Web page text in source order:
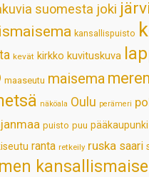
suomesta joki järvi
kansallispuisto
kevät kirkko kuvituskuva
maaseutu maisema
näköala Oulu perämeri
puisto puu pääkaupunki
ranta retkeily ruska saari